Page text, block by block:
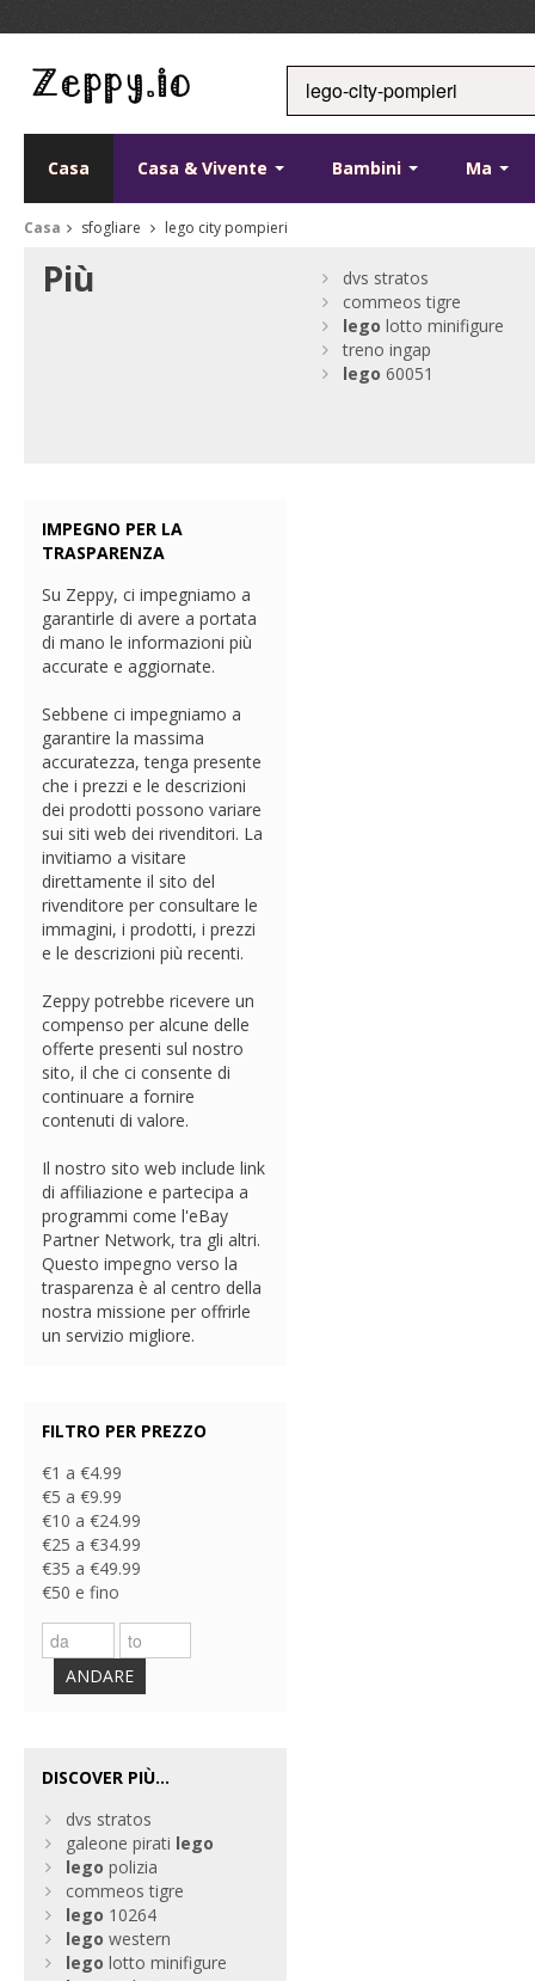
Casa Casa & Vivente Bambini Ma
Casa sfogliare lego city pompieri
Più
dvs stratos
commeos tigre
lego lotto minifigure
treno ingap
lego 60051
IMPEGNO PER LA
TRASPARENZA
Su Zeppy, ci impegniamo a
garantirle di avere a portata
di mano le informazioni più
accurate e aggiornate.
Sebbene ci impegniamo a
garantire la massima
accuratezza, tenga presente
che i prezzi e le descrizioni
dei prodotti possono variare
sui siti web dei rivenditori. La
invitiamo a visitare
direttamente il sito del
rivenditore per consultare le
immagini, i prodotti, i prezzi
e le descrizioni più recenti.
Zeppy potrebbe ricevere un
compenso per alcune delle
offerte presenti sul nostro
sito, il che ci consente di
continuare a fornire
contenuti di valore.
Il nostro sito web include link
di affiliazione e partecipa a
programmi come l'eBay
Partner Network, tra gli altri.
Questo impegno verso la
trasparenza è al centro della
nostra missione per offrirle
un servizio migliore.
FILTRO PER PREZZO
€1 a €4.99
€5 a €9.99
€10 a €24.99
€25 a €34.99
€35 a €49.99
€50 e fino
ANDARE
DISCOVER PIÙ...
dvs stratos
galeone pirati lego
lego polizia
commeos tigre
lego 10264
lego western
lego lotto minifigure